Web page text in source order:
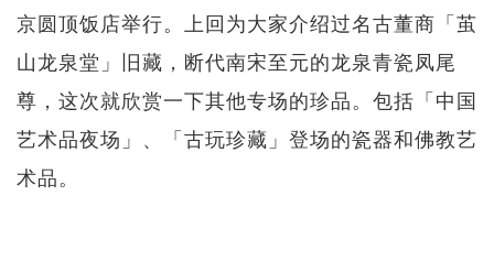
京圆顶饭店举行。上回为大家介绍过名古董商「茧
山龙泉堂」旧藏，断代南宋至元的龙泉青瓷凤尾
尊，这次就欣赏一下其他专场的珍品。包括「中国
艺术品夜场」、「古玩珍藏」登场的瓷器和佛教艺
术品。